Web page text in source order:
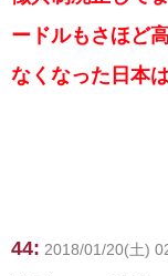
ードルもさほど
なくなった日本
44: 2018/01/20(土)